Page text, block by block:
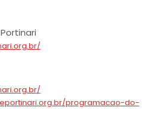
programacao-do-